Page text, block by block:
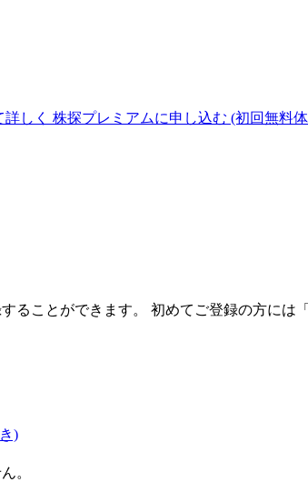
詳しく 株探プレミアムに申し込む (初回無料
ことができます。 初めてご登録の方には
)
。